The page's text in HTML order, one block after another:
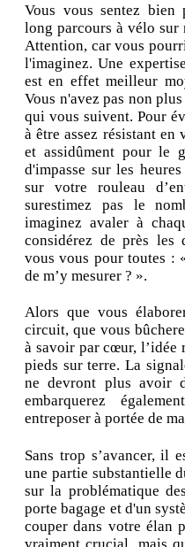
Vous vous sentez bien
long parcours à vélo sur
Attention, car vous
l'imaginez. Une
est en effet meilleur
Vous n'avez pas non
qui vous suivent. Pour
à être assez résistant
et assidûment pour le
d'impasse sur les
sur votre rouleau
surestimez pas le
imaginez avaler à
considérez de près les
vous vous pour toutes :
de m’y mesurer ? ».
Alors que vous
circuit, que vous
à savoir par cœur, l’idée
pieds sur terre. La
ne devront plus avoir
embarquerez
entreposer à portée de
Sans trop s’avancer, il
une partie substantielle
sur la problématique
porte bagage et d'un
couper dans votre élan